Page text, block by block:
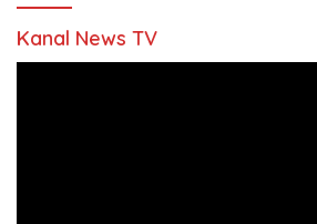
Kanal News TV